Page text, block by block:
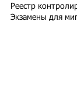
Реестр
Экзамены для